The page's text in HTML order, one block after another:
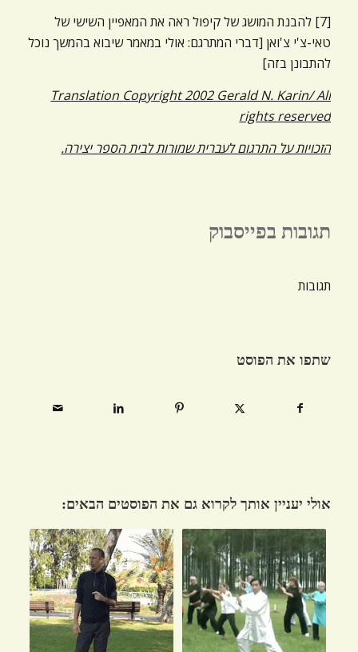
[7] להבנת המושג של קיפול ראה את המאפיין השישי של
טאי-צ'י צ'ואן [דברי המתרגם: אולי במאמר שיבוא בהמשך נוכל
להתבונן בזה]
Translation Copyright 2002 Gerald N. Karin/ All
rights reserved
הזכויות על התרגום לעברית שמורות לבית הספר יצירה.
תגובות בפייסבוק
תגובות
שתפו את הפוסט
אולי יעניין אותך לקרוא גם את הפוסטים הבאים: